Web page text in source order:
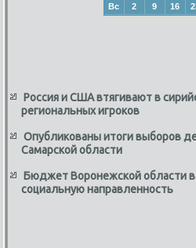
Вс
2 9 16
Россия и США втягивают в
региональных игроков
Опубликованы итоги выборов
Самарской области
Бюджет Воронежской области в
социальную направленность